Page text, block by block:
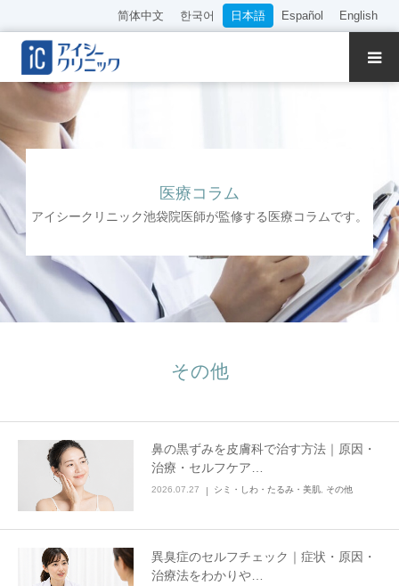
简体中文 한국어 日本語 Español English
医療コラム
アイシークリニック池袋院医師が監修する医療コラムです。
その他
鼻の黒ずみを皮膚科で治す方法｜原因・
治療・セルフケア…
2026.07.27 シミ・しわ・たるみ・美肌 その他
異臭症のセルフチェック｜症状・原因・
治療法をわかりや…
クリニック紹介
診療内容
WEB予約
料金表
言語
简体中文
English